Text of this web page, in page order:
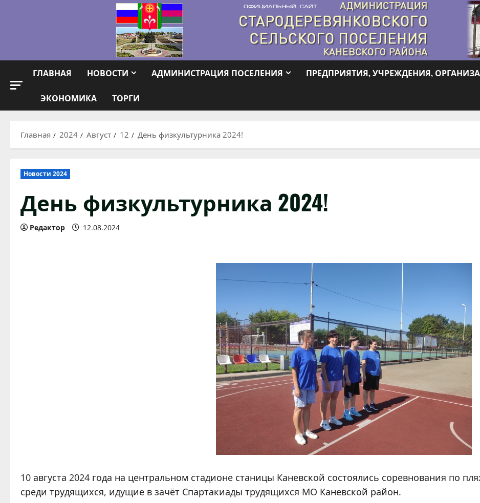
ГЛАВНАЯ НОВОСТИ АДМИНИСТРАЦИЯ ПОСЕЛЕНИЯ ПРЕДПРИЯТИЯ, УЧРЕЖДЕНИЯ,
ЭКОНОМИКА ТОРГИ
Главная 2024 Август 12 День физкультурника 2024!
Новости 2024
День физкультурника 2024!
Редактор 12.08.2024
10 августа 2024 года на центральном стадионе станицы Каневской состоялись соревнования по
среди трудящихся, идущие в зачёт Спартакиады трудящихся МО Каневской район.